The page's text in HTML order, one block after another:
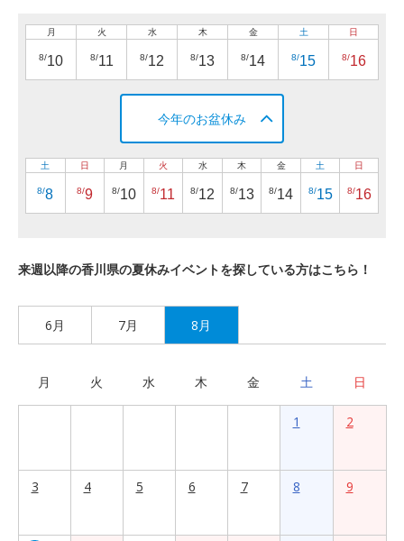
月
8/10
火
8/11
水
8/12
木
8/13
金
8/14
土
8/15
日
8/16
今年のお盆休み
土
8/8
日
8/9
月
8/10
火
8/11
水
8/12
木
8/13
金
8/14
土
8/15
日
8/16
来週以降の香川県の夏休みイベントを探している方はこちら！
6月 7月 8月
月 火 水 木 金 土 日
1 2
3 4 5 6 7 8 9